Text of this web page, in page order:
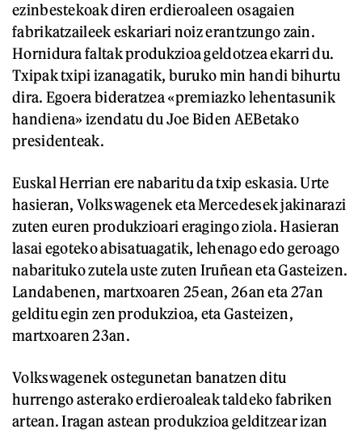
ezinbestekoak diren erdieroaleen osagaien
fabrikatzaileek eskariari noiz erantzungo zain.
Hornidura faltak produkzioa geldotzea ekarri du.
Txipak txipi izanagatik, buruko min handi bihurtu
dira. Egoera bideratzea «premiazko lehentasunik
handiena» izendatu du Joe Biden AEBetako
presidenteak.
Euskal Herrian ere nabaritu da txip eskasia. Urte
hasieran, Volkswagenek eta Mercedesek jakinarazi
zuten euren produkzioari eragingo ziola. Hasieran
lasai egoteko abisatuagatik, lehenago edo geroago
nabarituko zutela uste zuten Iruñean eta Gasteizen.
Landabenen, martxoaren 25ean, 26an eta 27an
gelditu egin zen produkzioa, eta Gasteizen,
martxoaren 23an.
Volkswagenek ostegunetan banatzen ditu
hurrengo asterako erdieroaleak taldeko fabriken
artean. Iragan astean produkzioa gelditzear izan